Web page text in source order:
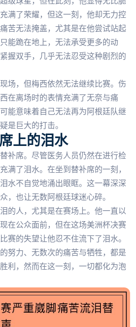
满了荣耀，但这一刻，他却无力控
苦无法掩盖，尤其是在他尝试站起
能跪在地上，无法承受更多的动
握双手，几乎无法忍受这种剧烈的
场，但梅西依然无法继续比赛。伤
在离场时的表情充满了无奈与痛
能意味着自己无法再为阿根廷队继
是巨大的打击。
上的泪水
补席。尽管医务人员仍然在进行检
满了泪水。在坐到替补席的一刻，
水不自觉地涌出眼眶。这一幕深深
，也让无数阿根廷球迷心碎。
的人，尤其是在赛场上。他一直以
在公众面前，但在这场美洲杯决赛
赛的失望让他忍不住流下了泪水。
努力、无数次的痛苦与牺牲，都是
利，然而在这一刻，一切都化为泡